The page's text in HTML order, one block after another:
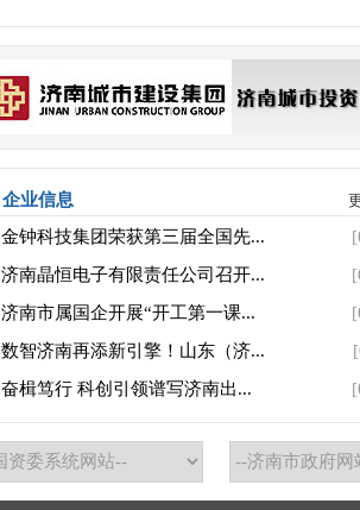
企业信息
金钟科技集团荣获第三届全国先...
济南晶恒电子有限责任公司召开...
济南市属国企开展“开工第一课...
数智济南再添新引擎！山东（济...
奋楫笃行 科创引领谱写济南出...